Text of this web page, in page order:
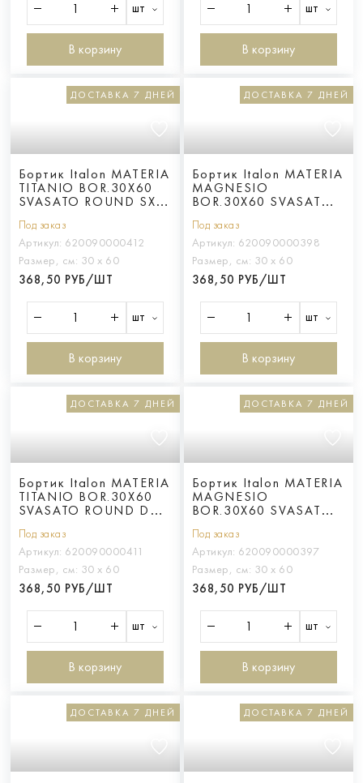
шт
В корзину
шт
В корзину
ДОСТАВКА 7 ДНЕЙ
Бортик Italon MATERIA
TITANIO BOR.30X60
SVASATO ROUND SX /
ВЫЕМКОЙ
ЗАКРУГ.ЛЕВ
Под заказ
Артикул: 620090000412
Размер, см: 30 х 60
368,50 РУБ/ШТ
шт
В корзину
ДОСТАВКА 7 ДНЕЙ
Бортик Italon MATERIA
MAGNESIO
BOR.30X60 SVASATO
МАГНЕЗИО 30X60 С
ВЫЕМКОЙ
ЗАКРУГ.ЛЕВ
Под заказ
Артикул: 620090000398
Размер, см: 30 х 60
368,50 РУБ/ШТ
шт
В корзину
ДОСТАВКА 7 ДНЕЙ
Бортик Italon MATERIA
TITANIO BOR.30X60
SVASATO ROUND DX /
ВЫЕМКОЙ ЗАКРУГ.ПР
Под заказ
Артикул: 620090000411
Размер, см: 30 х 60
368,50 РУБ/ШТ
шт
В корзину
ДОСТАВКА 7 ДНЕЙ
Бортик Italon MATERIA
MAGNESIO
BOR.30X60 SVASATO
МАГНЕЗИО 30X60 С
ВЫЕМКОЙ ЗАКРУГ.ПР
Под заказ
Артикул: 620090000397
Размер, см: 30 х 60
368,50 РУБ/ШТ
шт
В корзину
ДОСТАВКА 7 ДНЕЙ ДОСТАВКА 7 ДНЕЙ